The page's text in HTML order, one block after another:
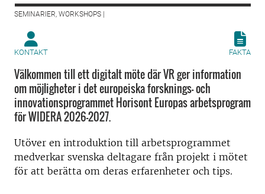
SEMINARIER, WORKSHOPS |
KONTAKT FAKTA
Välkommen till ett digitalt möte där VR ger information
om möjligheter i det europeiska forsknings- och
innovationsprogrammet Horisont Europas arbetsprogram
för WIDERA 2026-2027.
Utöver en introduktion till arbetsprogrammet
medverkar svenska deltagare från projekt i mötet
för att berätta om deras erfarenheter och tips.